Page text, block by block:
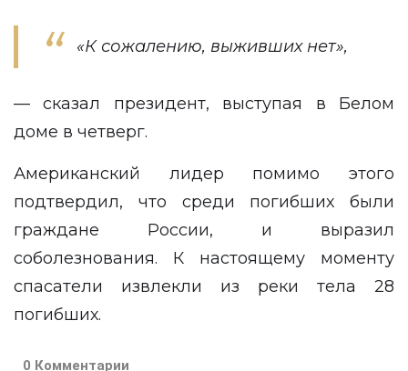
«К сожалению, выживших нет»,
— сказал президент, выступая в Белом
доме в четверг.
Американский лидер помимо этого
подтвердил, что среди погибших были
граждане России, и выразил
соболезнования. К настоящему моменту
спасатели извлекли из реки тела 28
погибших.
0 Комментарии